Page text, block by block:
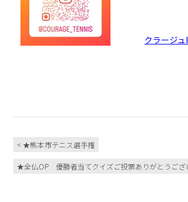
クラージ
< ★熊本市テニス選手権
★全仏OP 優勝者当てクイズご投票ありがとうござ